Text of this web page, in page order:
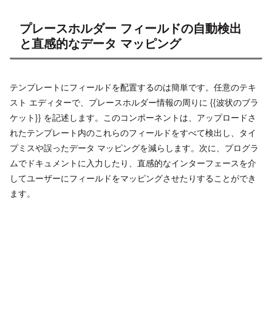
プレースホルダー フィールドの自動検出
と直感的なデータ マッピング
テンプレートにフィールドを配置するのは簡単です。任意のテキ
スト エディターで、プレースホルダー情報の周りに {{波状のブラ
ケット}} を記述します。このコンポーネントは、アップロードさ
れたテンプレート内のこれらのフィールドをすべて検出し、タイ
プミスや誤ったデータ マッピングを減らします。次に、プログラ
ムでドキュメントに入力したり、直感的なインターフェースを介
してユーザーにフィールドをマッピングさせたりすることができ
ます。